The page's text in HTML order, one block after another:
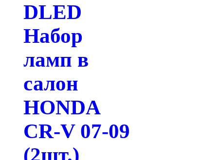
DLED
Набор
ламп в
салон
HONDA
CR-V 07-09
(2шт.)